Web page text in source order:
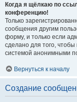
Когда я щёлкаю по
конференцию!
Только
сообщения другим
форму, и только если
сделано для того,
системой анонимными
Вернуться к началу
Создание